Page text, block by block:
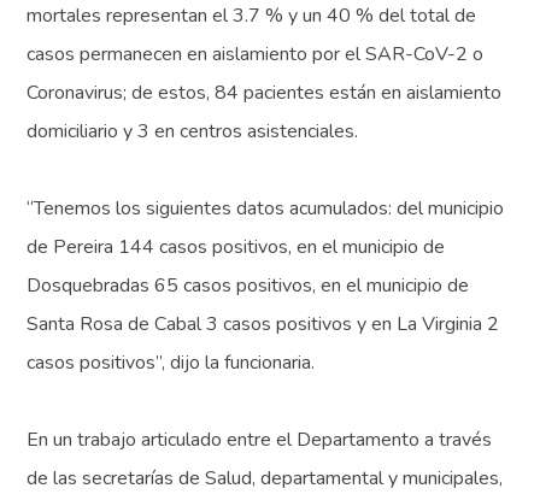
mortales representan el 3.7 % y un 40 % del total de
casos permanecen en aislamiento por el SAR-CoV-2 o
Coronavirus; de estos, 84 pacientes están en aislamiento
domiciliario y 3 en centros asistenciales.
“Tenemos los siguientes datos acumulados: del municipio
de Pereira 144 casos positivos, en el municipio de
Dosquebradas 65 casos positivos, en el municipio de
Santa Rosa de Cabal 3 casos positivos y en La Virginia 2
casos positivos”, dijo la funcionaria.
En un trabajo articulado entre el Departamento a través
de las secretarías de Salud, departamental y municipales,